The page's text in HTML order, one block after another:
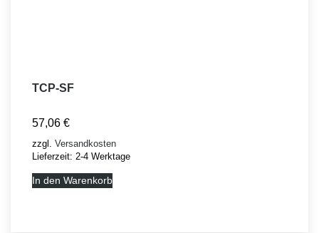
TCP-SF
57,06 €
zzgl. Versandkosten
Lieferzeit: 2-4 Werktage
In den Warenkorb